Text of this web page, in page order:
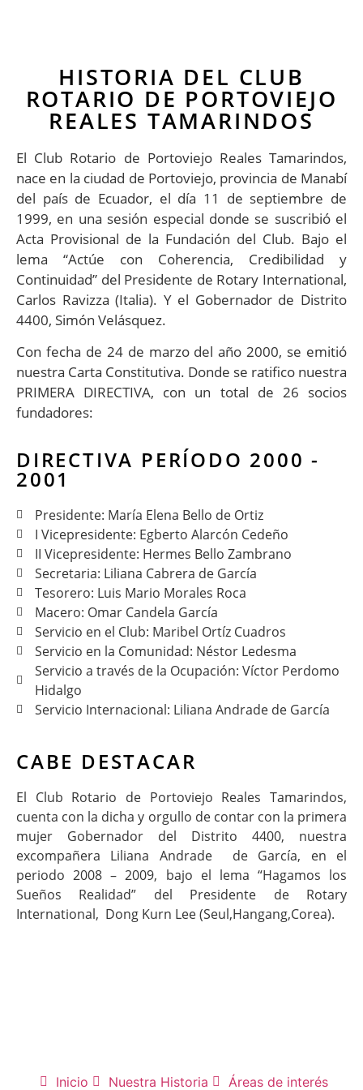
HISTORIA DEL CLUB
ROTARIO DE PORTOVIEJO
REALES TAMARINDOS
El Club Rotario de Portoviejo Reales Tamarindos,
nace en la ciudad de Portoviejo, provincia de Manabí
del país de Ecuador, el día 11 de septiembre de
1999, en una sesión especial donde se suscribió el
Acta Provisional de la Fundación del Club. Bajo el
lema “Actúe con Coherencia, Credibilidad y
Continuidad” del Presidente de Rotary International,
Carlos Ravizza (Italia). Y el Gobernador de Distrito
4400, Simón Velásquez.
Con fecha de 24 de marzo del año 2000, se emitió
nuestra Carta Constitutiva. Donde se ratifico nuestra
PRIMERA DIRECTIVA, con un total de 26 socios
fundadores:
DIRECTIVA PERÍODO 2000 -
2001
Presidente: María Elena Bello de Ortiz
I Vicepresidente: Egberto Alarcón Cedeño
II Vicepresidente: Hermes Bello Zambrano
Secretaria: Liliana Cabrera de García
Tesorero: Luis Mario Morales Roca
Macero: Omar Candela García
Servicio en el Club: Maribel Ortíz Cuadros
Servicio en la Comunidad: Néstor Ledesma
Servicio a través de la Ocupación: Víctor Perdomo
Hidalgo
Servicio Internacional: Liliana Andrade de García
CABE DESTACAR
El Club Rotario de Portoviejo Reales Tamarindos,
cuenta con la dicha y orgullo de contar con la primera
mujer Gobernador del Distrito 4400, nuestra
excompañera Liliana Andrade de García, en el
periodo 2008 – 2009, bajo el lema “Hagamos los
Sueños Realidad” del Presidente de Rotary
International, Dong Kurn Lee (Seul,Hangang,Corea).
Inicio Nuestra Historia Áreas de interés